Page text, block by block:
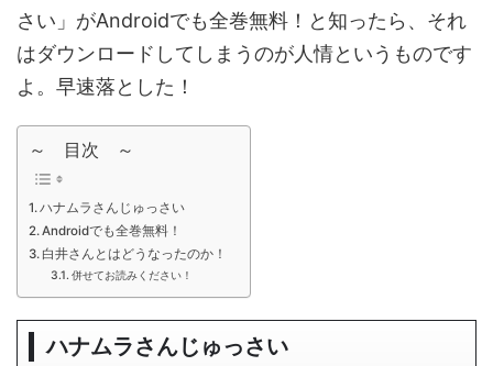
さい」がAndroidでも全巻無料！と知ったら、それ
はダウンロードしてしまうのが人情というものです
よ。早速落とした！
～ 目次 ～
ハナムラさんじゅっさい
Androidでも全巻無料！
白井さんとはどうなったのか！
併せてお読みください！
ハナムラさんじゅっさい